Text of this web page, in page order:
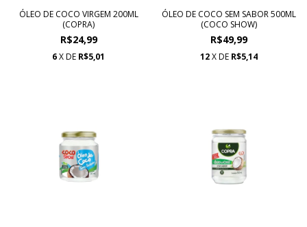
ÓLEO DE COCO VIRGEM 200ML
(COPRA)
R$24,99
6X DE R$5,01
ÓLEO DE COCO SEM SABOR 500ML
(COCO SHOW)
R$49,99
12 X DE R$5,14